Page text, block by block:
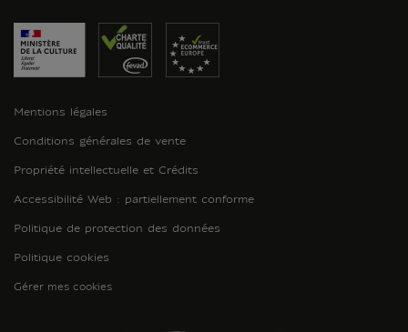
Mentions légales
Conditions générales de vente
Propriété intellectuelle et Crédits
Accessibilité Web : partiellement conforme
Politique de protection des données
Politique cookies
Gérer mes cookies